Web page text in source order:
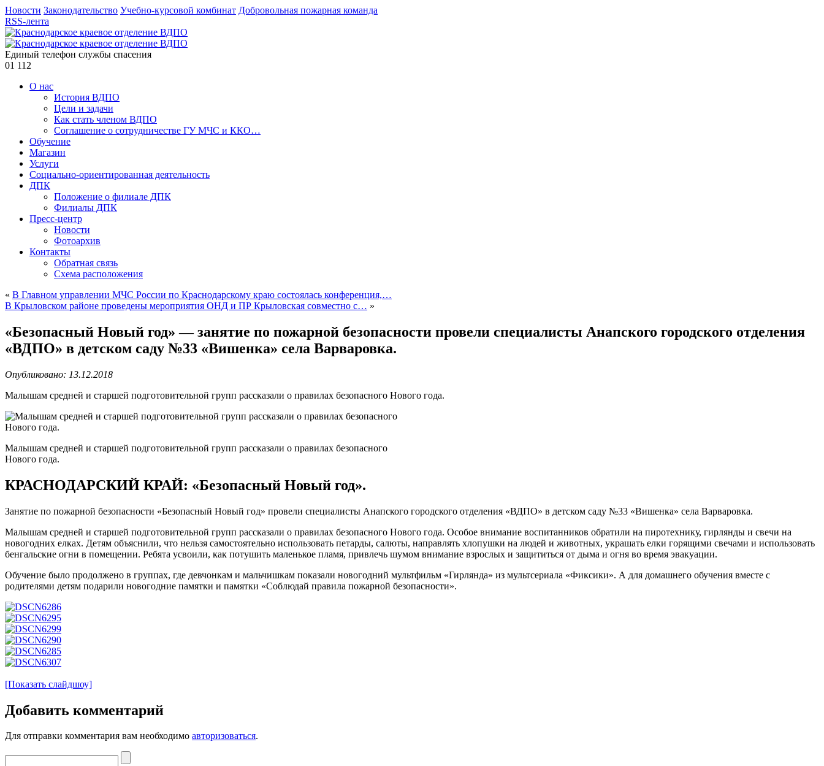
Новости Законодательство Учебно-курсовой комбинат Добровольная пожарная команда
RSS-лента
Единый телефон службы спасения
01 112
О нас
История ВДПО
Цели и задачи
Как стать членом ВДПО
Соглашение о сотрудничестве ГУ МЧС и ККО…
Обучение
Магазин
Услуги
Социально-ориентированная деятельность
ДПК
Положение о филиале ДПК
Филиалы ДПК
Пресс-центр
Новости
Фотоархив
Контакты
Обратная связь
Схема расположения
« В Главном управлении МЧС России по Краснодарскому краю состоялась конференция,…
В Крыловском районе проведены мероприятия ОНД и ПР Крыловская совместно с… »
«Безопасный Новый год» — занятие по пожарной безопасности провели специалисты Анапского городского отделения
«ВДПО» в детском саду №33 «Вишенка» села Варваровка.
Опубликовано: 13.12.2018
Малышам средней и старшей подготовительной групп рассказали о правилах безопасного Нового года.
Малышам средней и старшей подготовительной групп рассказали о правилах безопасного
Нового года.
КРАСНОДАРСКИЙ КРАЙ: «Безопасный Новый год».
Занятие по пожарной безопасности «Безопасный Новый год» провели специалисты Анапского городского отделения «ВДПО» в детском саду №33 «Вишенка» села Варваровка.
Малышам средней и старшей подготовительной групп рассказали о правилах безопасного Нового года. Особое внимание воспитанников обратили на пиротехнику, гирлянды и свечи на
новогодних елках. Детям объяснили, что нельзя самостоятельно использовать петарды, салюты, направлять хлопушки на людей и животных, украшать елки горящими свечами и использовать
бенгальские огни в помещении. Ребята усвоили, как потушить маленькое пламя, привлечь шумом внимание взрослых и защититься от дыма и огня во время эвакуации.
Обучение было продолжено в группах, где девчонкам и мальчишкам показали новогодний мультфильм «Гирлянда» из мультсериала «Фиксики». А для домашнего обучения вместе с
родителями детям подарили новогодние памятки и памятки «Соблюдай правила пожарной безопасности».
[Показать слайдшоу]
Добавить комментарий
Для отправки комментария вам необходимо авторизоваться.